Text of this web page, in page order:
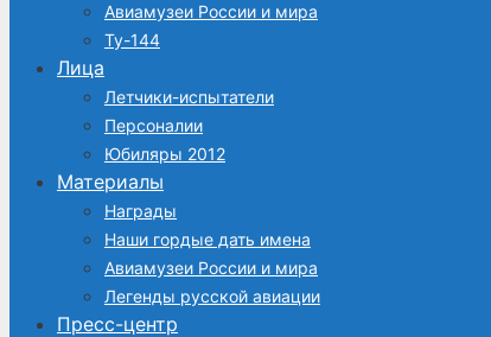
Авиамузеи России и мира
Ту-144
Лица
Летчики-испытатели
Персоналии
Юбиляры 2012
Материалы
Награды
Наши гордые дать имена
Авиамузеи России и мира
Легенды русской авиации
Пресс-центр